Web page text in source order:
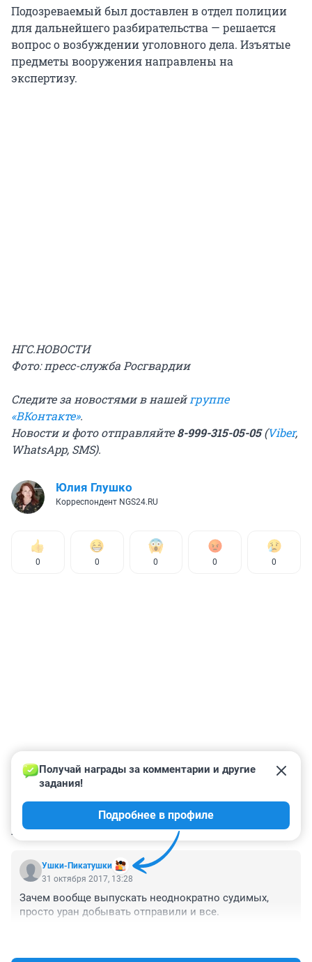
Подозреваемый был доставлен в отдел полиции
для дальнейшего разбирательства — решается
вопрос о возбуждении уголовного дела. Изъятые
предметы вооружения направлены на
экспертизу.
НГС.НОВОСТИ
Фото: пресс-служба Росгвардии
Следите за новостями в нашей группе
«ВКонтакте».
Новости и фото отправляйте8-999-315-05-05(Viber,
WhatsApp, SMS).
Юлия Глушко
Корреспондент NGS24.RU
0 0 0 0 0
КОММЕНТАРИИ 2
Ушки-Пикатушки
Получай награды за комментарии и другие
задания!
Подробнее в профиле
31 октября 2017, 13:28
Зачем вообще выпускать неоднократно судимых,
просто уран добывать отправили и все.